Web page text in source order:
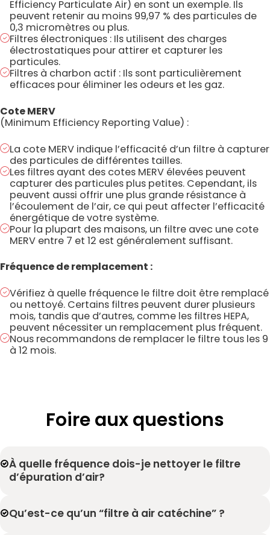
Efficiency Particulate Air) en sont un exemple. Ils
peuvent retenir au moins 99,97 % des particules de
0,3 micromètres ou plus.
Filtres électroniques : Ils utilisent des charges
électrostatiques pour attirer et capturer les
particules.
Filtres à charbon actif : Ils sont particulièrement
efficaces pour éliminer les odeurs et les gaz.
Cote MERV
(Minimum Efficiency Reporting Value) :
La cote MERV indique l’efficacité d’un filtre à capturer
des particules de différentes tailles.
Les filtres ayant des cotes MERV élevées peuvent
capturer des particules plus petites. Cependant, ils
peuvent aussi offrir une plus grande résistance à
l’écoulement de l’air, ce qui peut affecter l’efficacité
énergétique de votre système.
Pour la plupart des maisons, un filtre avec une cote
MERV entre 7 et 12 est généralement suffisant.
Fréquence de remplacement :
Vérifiez à quelle fréquence le filtre doit être remplacé
ou nettoyé. Certains filtres peuvent durer plusieurs
mois, tandis que d’autres, comme les filtres HEPA,
peuvent nécessiter un remplacement plus fréquent.
Nous recommandons de remplacer le filtre tous les 9
à 12 mois.
Foire aux questions
À quelle fréquence dois-je nettoyer le filtre
d’épuration d’air?
Qu’est-ce qu’un “filtre à air catéchine” ?